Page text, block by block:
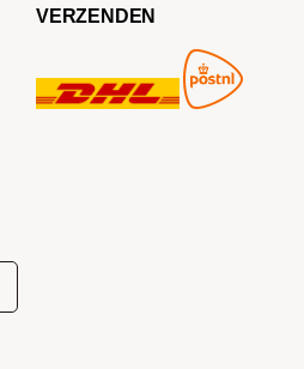
VERZENDEN